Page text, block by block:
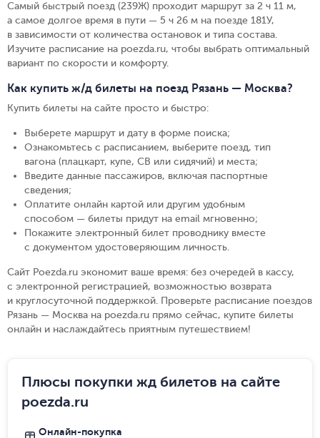
Самый быстрый поезд (239Ж) проходит маршрут за 2 ч 11 м,
а самое долгое время в пути — 5 ч 26 м на поезде 181У,
в зависимости от количества остановок и типа состава.
Изучите расписание на poezda.ru, чтобы выбрать оптимальный
вариант по скорости и комфорту.
Как купить ж/д билеты на поезд Рязань — Москва?
Купить билеты на сайте просто и быстро:
Выберете маршрут и дату в форме поиска;
Ознакомьтесь с расписанием, выберите поезд, тип
вагона (плацкарт, купе, СВ или сидячий) и места;
Введите данные пассажиров, включая паспортные
сведения;
Оплатите онлайн картой или другим удобным
способом — билеты придут на email мгновенно;
Покажите электронный билет проводнику вместе
с документом удостоверяющим личность.
Сайт Poezda.ru экономит ваше время: без очередей в кассу,
с электронной регистрацией, возможностью возврата
и круглосуточной поддержкой. Проверьте расписание поездов
Рязань — Москва на poezda.ru прямо сейчас, купите билеты
онлайн и наслаждайтесь приятным путешествием!
Плюсы покупки жд билетов на сайте
poezda.ru
Онлайн-покупка